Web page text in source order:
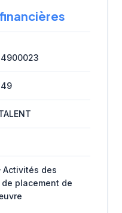
Activités des
placement de